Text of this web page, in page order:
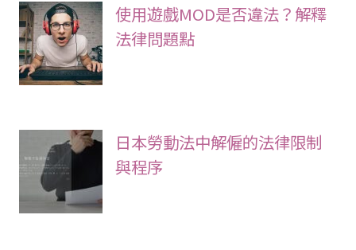
使用遊戲MOD是否違法？解釋
法律問題點
日本勞動法中解僱的法律限制
與程序